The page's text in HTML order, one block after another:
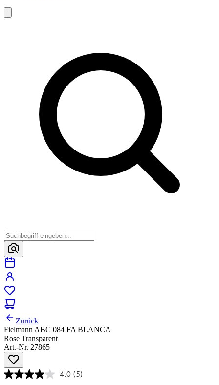
Zurück
Fielmann ABC 084 FA BLANCA
Rose Transparent
Art.-Nr. 27865
4.0 (5)